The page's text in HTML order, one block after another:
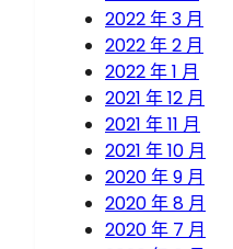
2022 年 3 月
2022 年 2 月
2022 年 1 月
2021 年 12 月
2021 年 11 月
2021 年 10 月
2020 年 9 月
2020 年 8 月
2020 年 7 月